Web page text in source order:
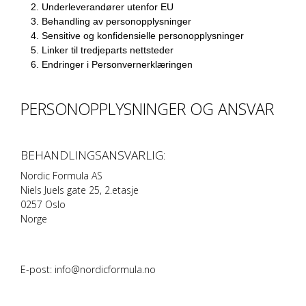
Underleverandører utenfor EU
Behandling av personopplysninger
Sensitive og konfidensielle personopplysninger
Linker til tredjeparts nettsteder
Endringer i Personvernerklæringen
PERSONOPPLYSNINGER OG ANSVAR
BEHANDLINGSANSVARLIG:
Nordic Formula AS
Niels Juels gate 25, 2.etasje
0257 Oslo
Norge
E-post: info@nordicformula.no